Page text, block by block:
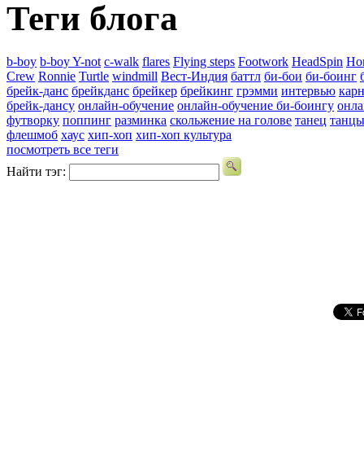
Теги блога
b-boy b-boy Y-not c-walk flares Flying steps Footwork HeadSpin
Crew Ronnie Turtle windmill Вест-Индия баттл би-бои би-боинг
брейк-данс брейкданс брейкер брейкинг грэмми интервью
брейк-дансу онлайн-обучение онлайн-обучение би-боингу
футворку поппинг разминка скольжение на голове танец танцы
флешмоб хаус хип-хоп хип-хоп культура
посмотреть все теги
Найти тэг: